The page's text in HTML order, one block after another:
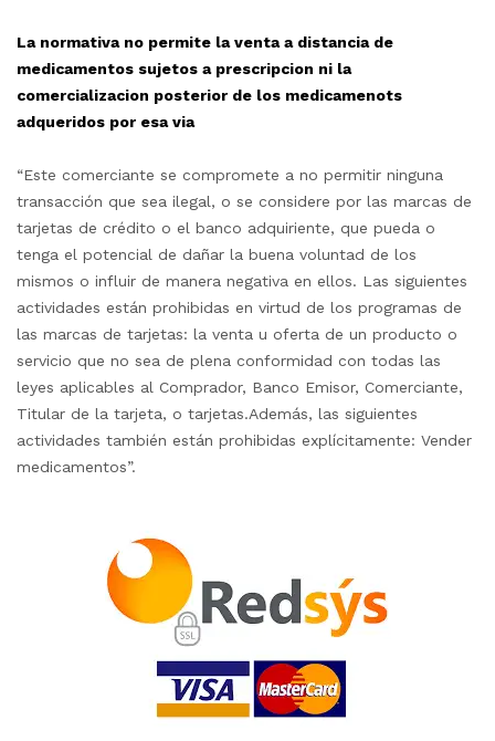
La normativa no permite la venta a distancia de
medicamentos sujetos a prescripcion ni la
comercializacion posterior de los medicamenots
adqueridos por esa via
“Este comerciante se compromete a no permitir ninguna
transacción que sea ilegal, o se considere por las marcas de
tarjetas de crédito o el banco adquiriente, que pueda o
tenga el potencial de dañar la buena voluntad de los
mismos o influir de manera negativa en ellos. Las siguientes
actividades están prohibidas en virtud de los programas de
las marcas de tarjetas: la venta u oferta de un producto o
servicio que no sea de plena conformidad con todas las
leyes aplicables al Comprador, Banco Emisor, Comerciante,
Titular de la tarjeta, o tarjetas.Además, las siguientes
actividades también están prohibidas explícitamente: Vender
medicamentos”.